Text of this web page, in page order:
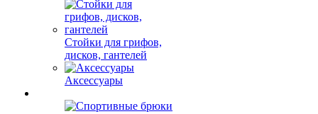
Стойки для грифов,
дисков, гантелей
Аксессуары